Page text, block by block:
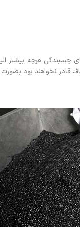
چسبندگی هرچه بیشتر
قادر نخواهند بود